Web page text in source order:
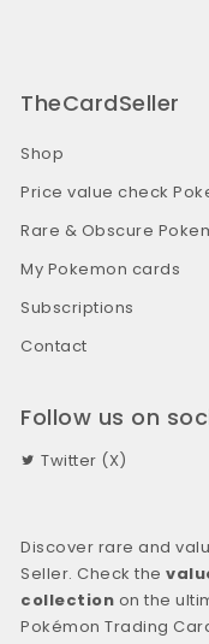
TheCardSeller
Shop
Price value check
Rare & Obscure
My Pokemon cards
Subscriptions
Contact
Follow us on
Twitter (X)
Discover rare and
Seller. Check the
collection on the
Pokémon Trading